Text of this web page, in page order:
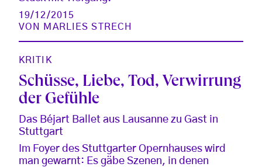
19/12/2015
VON MARLIES STRECH
KRITIK
Schüsse, Liebe, Tod, Verwirrung
der Gefühle
Das Béjart Ballet aus Lausanne zu Gast in
Stuttgart
Im Foyer des Stuttgarter Opernhauses wird
man gewarnt: Es gäbe Szenen, in denen